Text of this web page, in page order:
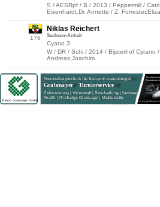
S / AESRpf / B / 2013 / Peppermill /
Eisenhardt,Dr. Annette / Z:
176
Niklas Reichert
Sachsen-Anhalt
Cyano 3
W / DR / Schi / 2014 / Bijsterhof Cyrano
Andreas,Joachim